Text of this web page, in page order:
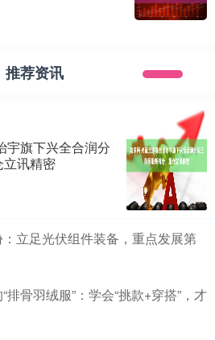
推荐资讯
宇旗下兴全合润分
讯精密
立足光伏组件装备，重点发展第
骨羽绒服”：学会“挑款+穿搭”，才